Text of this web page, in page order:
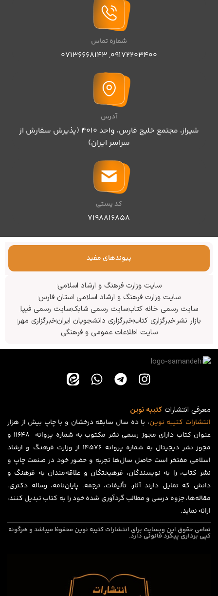
شماره تماس
09172203400
,
07136668143
آدرس
شیراز، مجتمع خلیج فارس، واحد ۴۰۱۰ (پذیرش سفارش از
سراسر ایران)
کد پستی
۷۱۹۸۸۱۶۸۵۸
پیوندهای مفید
سایت وزارت فرهنگ و ارشاد اسلامی
سایت وزارت فرهنگ و ارشاد اسلامی استان فارس
سایت رسمی خانه کتابسایت رسمی شابکسایت رسمی فیپا
بازار نشرخبرگزاری کتابخبرگزاری دانشجویان ایرانخبرگزاری مهر
سایت اطلاعات عمومی و فرهنگی
معرفی انتشاراتکتیبه نوین
انتشارات کتیبه نوین، با ده سال سابقه درخشان و با چاپ بیش از هزار
عنوان کتاب دارای مجوز رسمی نشر مکتوب به شماره پروانه ۱۱۶۴۸ و
مجوز نشر دیجیتال به شماره پروانه 14576 از وزارت فرهنگ و ارشاد
اسلامی مفتخر است حاصل سال‌ها تجربه و حضور خود در صنعت چاپ و
نشر کتاب، را به نویسندگان، فرهیختگان و علاقه‌مندان به فرهنگ و
دانش که تمایل دارند آثار، تألیفات، ترجمه، پایان‌نامه، رساله دکتری،
مقاله‌ها، جزوه درسی و مطالب گردآوری شده خود را به کتاب تبدیل کنند،
ارائه نماید.
تمامی حقوق این وبسایت برای انتشارات کتیبه نوین محفوظ میباشد و هرگونه
کپی برداری پیگرد قانونی دارد.